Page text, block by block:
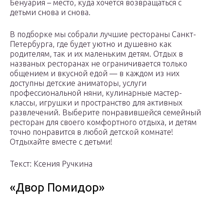
Бенуария – место, куда хочется возвращаться с
детьми снова и снова.
В подборке мы собрали лучшие рестораны Санкт-
Петербурга, где будет уютно и душевно как
родителям, так и их маленьким детям. Отдых в
названых ресторанах не ограничивается только
общением и вкусной едой — в каждом из них
доступны детские аниматоры, услуги
профессиональной няни, кулинарные мастер-
классы, игрушки и пространство для активных
развлечений. Выберите понравившейся семейный
ресторан для своего комфортного отдыха, и детям
точно понравится в любой детской комнате!
Отдыхайте вместе с детьми!
Текст: Ксения Ручкина
«Двор Помидор»